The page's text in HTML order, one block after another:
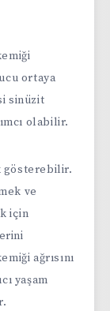
ortaya
sinüzit
olabilir.
gösterebilir.
ve
için
ağrısını
yaşam